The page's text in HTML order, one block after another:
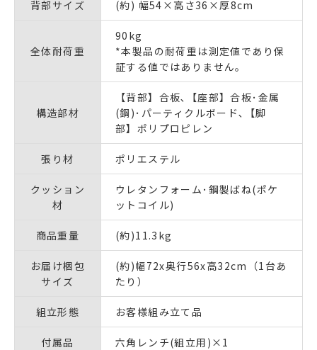
背部サイズ (約) 幅54×高さ36×厚8cm
全体耐荷重
90kg
*本製品の耐荷重は測定値であり保
証する値ではありません｡
構造部材
【背部】合板､【座部】合板･金属
(鋼)･パーティクルボード､【脚
部】ポリプロピレン
張り材 ポリエステル
クッション
材
ウレタンフォーム･鋼製ばね(ポケ
ットコイル)
商品重量 (約)11.3kg
お届け梱包
サイズ
(約)幅72x奥行56x高32cm（1台あ
たり）
組立形態 お客様組み立て品
付属品 六角レンチ(組立用)×1